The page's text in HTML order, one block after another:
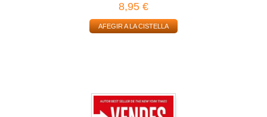
8,95 €
AFEGIR A LA CISTELLA